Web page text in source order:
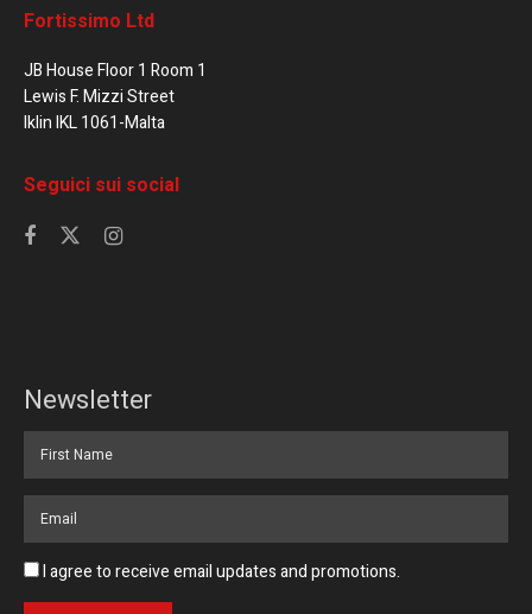
Fortissimo Ltd
JB House Floor 1 Room 1
Lewis F. Mizzi Street
Iklin IKL 1061-Malta
Seguici sui social
Newsletter
I agree to receive email updates and promotions.